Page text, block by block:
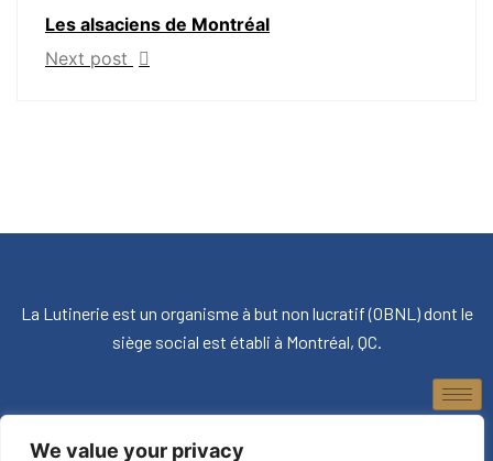
We value your privacy
Les alsaciens de Montréal
Next post
La Lutinerie est un organisme à but non lucratif (OBNL) dont le
siège social est établi à Montréal, QC.